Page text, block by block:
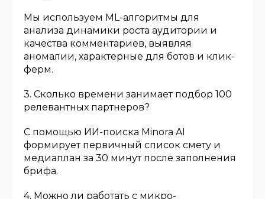
Мы используем ML-алгоритмы для
анализа динамики роста аудитории и
качества комментариев, выявляя
аномалии, характерные для ботов и клик-
ферм.
3. Сколько времени занимает подбор 100
релевантных партнеров?
С помощью ИИ-поиска Minora AI
формирует первичный список смету и
медиаплан за 30 минут после заполнения
брифа.
4. Можно ли работать с микро-